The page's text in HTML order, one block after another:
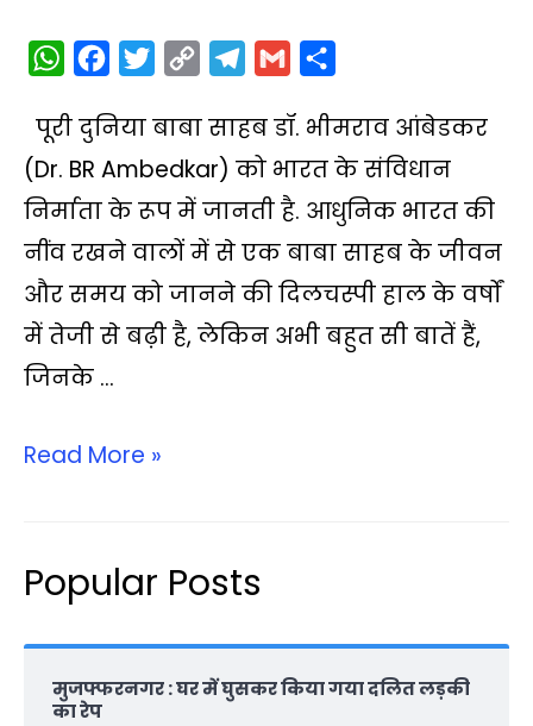
W
a
t
s
p
c
e
b
o
k
i
t
t
p
y
L
i
k
l
e
g
m
a
i
l
a
r
e
पूरी दुनिया बाबा साहब डॉ. भीमराव आंबेडकर
(Dr. BR Ambedkar) को भारत के संविधान
निर्माता के रूप में जानती है. आधुनिक भारत की
नींव रखने वालों में से एक बाबा साहब के जीवन
और समय को जानने की दिलचस्पी हाल के वर्षों
में तेजी से बढ़ी है, लेकिन अभी बहुत सी बातें हैं,
जिनके …
Read More »
Popular Posts
मुजफ्फरनगर : घर में घुसकर किया गया दलित लड़की
का रेप